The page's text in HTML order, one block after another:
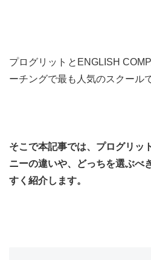
プログリット とENGLISH
ーチングで最も人気のスクール
そこで本記事では、プログリッ
ニーの違いや、どっちを選ぶべ
すく紹介します。